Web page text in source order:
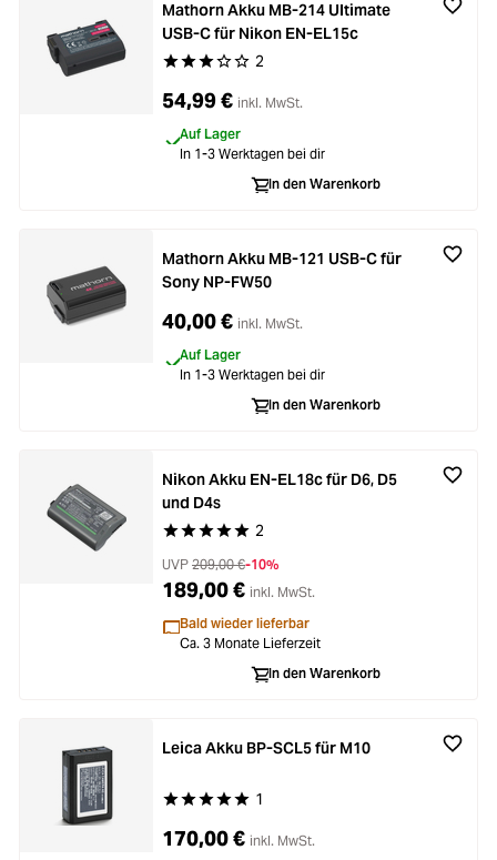
Durchschnittliche Bewertung von 3 von 5
2
Mathorn Akku MB-214 Ultimate
USB-C für Nikon EN-EL15c
54,99 € inkl. MwSt.
Auf Lager
In 1-3 Werktagen bei dir
In den Warenkorb
Mathorn Akku MB-121 USB-C für
Sony NP-FW50
40,00 € inkl. MwSt.
Auf Lager
In 1-3 Werktagen bei dir
In den Warenkorb
Durchschnittliche Bewertung von 5 von 5
2
Nikon Akku EN-EL18c für D6, D5
und D4s
UVP 209,00 €-10%
189,00 € inkl. MwSt.
Bald wieder lieferbar
Ca. 3 Monate Lieferzeit
In den Warenkorb
Durchschnittliche Bewertung von 5 von 5
1
Leica Akku BP-SCL5 für M10
170,00 € inkl. MwSt.